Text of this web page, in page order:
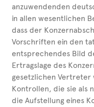
anzuwendenden
in allen wesentlichen
dass der
Vorschriften ein den
entsprechendes Bild
Ertragslage des
gesetzlichen
Kontrollen, die sie als
die Aufstellung eines